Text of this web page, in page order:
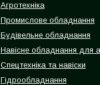
Агротехніка
Промислове обладнання
Будівельне обладнання
Навісне обладнання для
Спецтехніка та навіски
Гідрообладнання